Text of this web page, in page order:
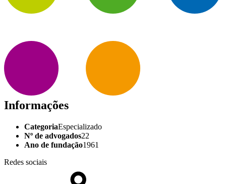
Informações
CategoriaEspecializado
Nº de advogados22
Ano de fundação1961
Redes sociais